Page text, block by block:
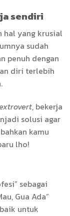
sendiri
hal yang krusial
sudah
penuh dengan
diri terlebih
, bekerja
solusi agar
kamu
lho!
sebagai
Gua Ada”
untuk